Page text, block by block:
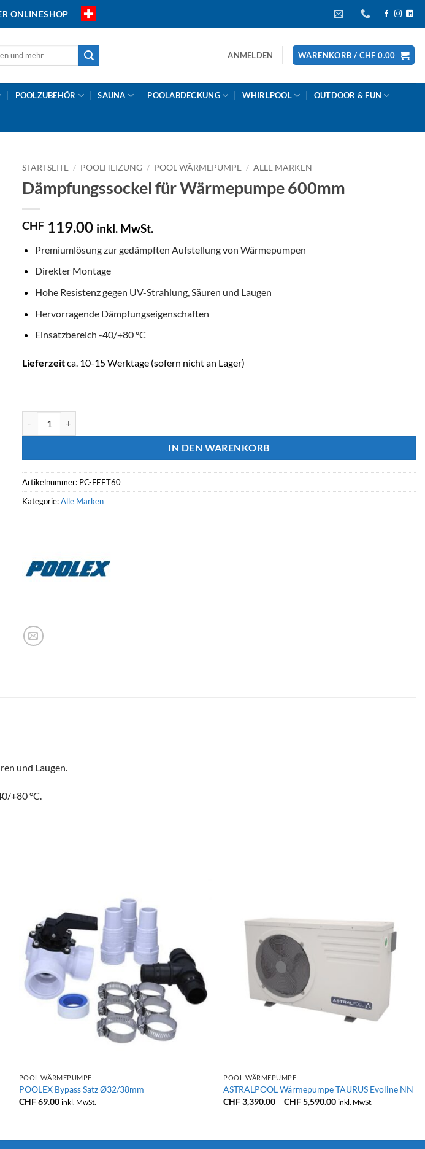
ONLINESHOP
ANMELDEN WARENKORB / CHF 0.00
POOLZUBEHÖR SAUNA POOLABDECKUNG WHIRLPOOL OUTDOOR & FUN
STARTSEITE / POOLHEIZUNG / POOL WÄRMEPUMPE / ALLE MARKEN
Dämpfungssockel für Wärmepumpe 600mm
CHF 119.00 inkl. MwSt.
Premiumlösung zur gedämpften Aufstellung von Wärmepumpen
Direkter Montage
Hohe Resistenz gegen UV-Strahlung, Säuren und Laugen
Hervorragende Dämpfungseigenschaften
Einsatzbereich -40/+80 °C
Lieferzeitca. 10-15 Werktage (sofern nicht an Lager)
IN DEN WARENKORB
Artikelnummer: PC-FEET60
Kategorie:Alle Marken
und Laugen.
+80 °C.
POOL WÄRMEPUMPE
POOLEX Bypass Satz Ø32/38mm
CHF69.00 inkl. MwSt.
POOL WÄRMEPUMPE
ASTRALPOOL Wärmepumpe TAURUS Evoline NN
CHF3,390.00 –CHF5,590.00Preisspanne:
inkl. MwSt.